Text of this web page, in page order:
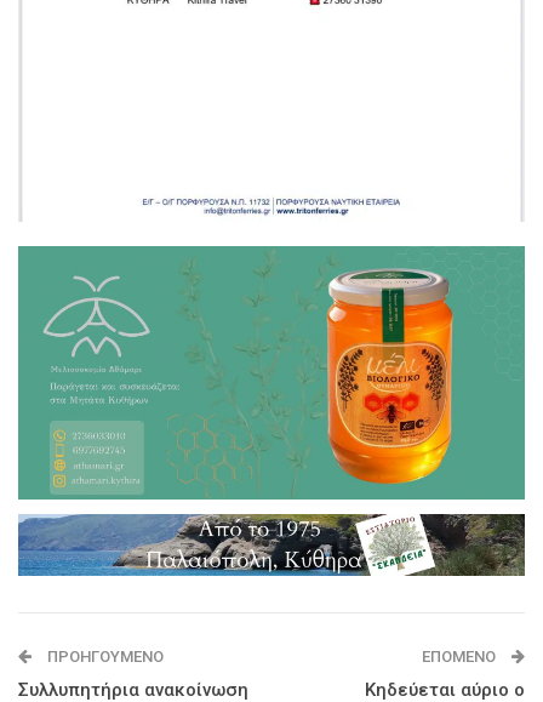
ΠΡΟΗΓΟΎΜΕΝΟ
Συλλυπητήρια ανακοίνωση
ΕΠΌΜΕΝΟ
Κηδεύεται αύριο ο